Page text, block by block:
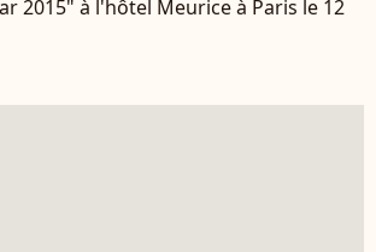
2015" à l'hôtel Meurice à Paris le 12